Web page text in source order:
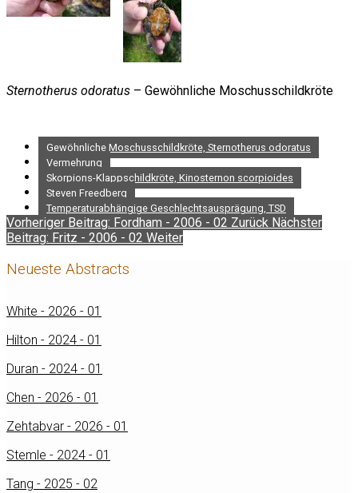
Sternotherus odoratus – Gewöhnliche Moschusschildkröte
Gewöhnliche Moschusschildkröte, Sternotherus odoratus
Vermehrung
Skorpions-Klappschildkröte, Kinosternon scorpioides
Steven Freedberg
Temperaturabhängige Geschlechtsausprägung, TSD
Vorheriger Beitrag: Fordham - 2006 - 02 Zurück Nächster
Beitrag: Fritz - 2006 - 02 Weiter
Neueste Abstracts
White - 2026 - 01
Hilton - 2024 - 01
Duran - 2024 - 01
Chen - 2026 - 01
Zehtabvar - 2026 - 01
Stemle - 2024 - 01
Tang - 2025 - 02